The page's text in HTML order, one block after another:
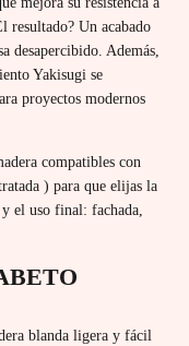
resultado? Un acabado
desapercibido. Además,
Yakisugi se
proyectos modernos
compatibles con
) para que elijas la
el uso final: fachada,
blanda ligera y fácil